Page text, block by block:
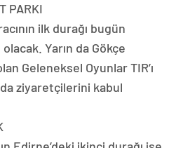
PARKI
ilk durağı bugün
Yarın da Gökçe
Geleneksel Oyunlar TIR’ı
ziyaretçilerini kabul